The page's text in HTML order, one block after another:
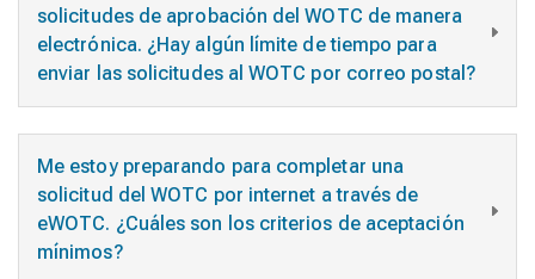
solicitudes de aprobación del WOTC de manera
electrónica. ¿Hay algún límite de tiempo para
enviar las solicitudes al WOTC por correo postal?
Me estoy preparando para completar una
solicitud del WOTC por internet a través de
eWOTC. ¿Cuáles son los criterios de aceptación
mínimos?